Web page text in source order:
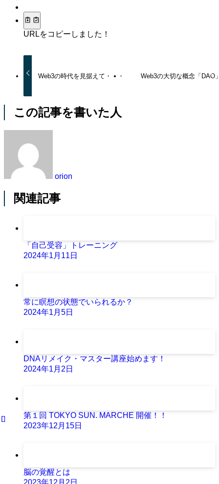
URLをコピーしました！
Web3の時代を見据えて・・・ Web3の大切な概念「DAO
この記事を書いた人
orion
関連記事
「自己受容」トレーニング
2024年1月11日
常に瞑想の状態でいられるか？
2024年1月5日
DNAリメイク・マスター講座始めます！
2024年1月2日
第１回 TOKYO SUN. MARCHE 開催！！
2023年12月15日
脳の覚醒とは
2023年12月2日